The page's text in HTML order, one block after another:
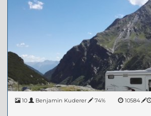
10 Benjamin Kuderer 74% 10584